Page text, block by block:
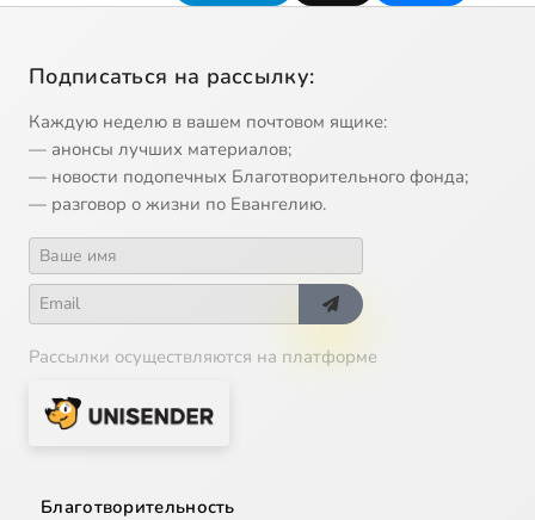
Подписаться на рассылку:
Каждую неделю в вашем почтовом ящике:
— анонсы лучших материалов;
— новости подопечных Благотворительного фонда;
— разговор о жизни по Евангелию.
Рассылки осуществляются на платформе
Благотворительность